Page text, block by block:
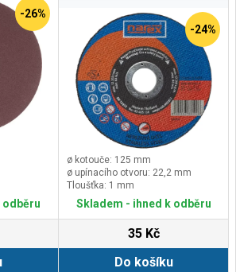
-26%
odběru
-24%
ø kotouče: 125 mm
ø upínacího otvoru: 22,2 mm
Tloušťka: 1 mm
Skladem - ihned k odběru
35 Kč
Do košíku